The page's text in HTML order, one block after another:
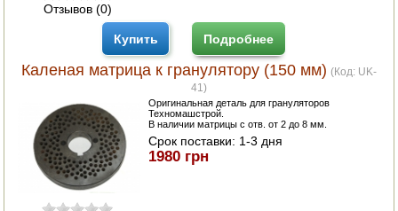
СРЕДСТВА ОТ ВРЕДИТЕЛЕЙ
ПОСУДА ДЛЯ КУХНИ
ДУШ ДЛЯ ДАЧИ И ДОМА
МАНГАЛЫ, КОПТИЛЬНИ
ОРЕХОКОЛЫ
Отзывов (0)
Купить Подробнее
Каленая матрица к гранулятору (150 мм) (Код: UK-
41)
Оригинальная деталь для грануляторов
Техномашстрой.
В наличии матрицы с отв. от 2 до 8 мм.
Срок поставки: 1-3 дня
1980 грн